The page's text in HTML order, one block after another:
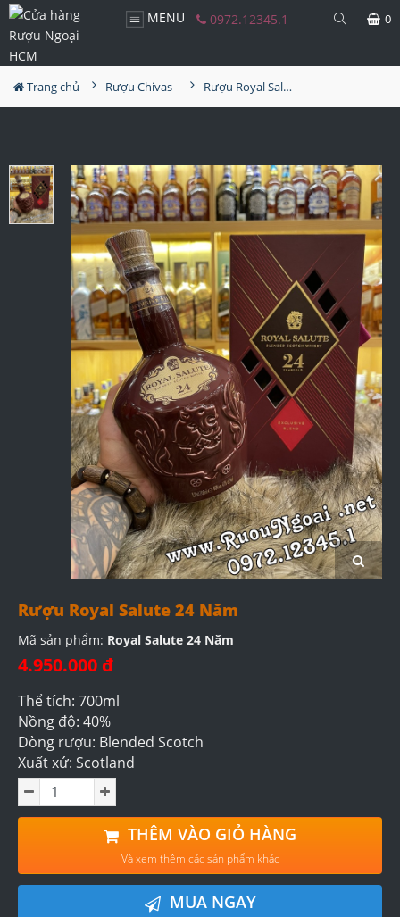
MENU 0972.12345.1 0
Trang chủ Rượu Chivas Rượu Royal Salute 24 Năm
Rượu Royal Salute 24 Năm
Mã sản phẩm: Royal Salute 24 Năm
4.950.000 đ
Thể tích: 700ml
Nồng độ: 40%
Dòng rượu: Blended Scotch
Xuất xứ: Scotland
THÊM VÀO GIỎ HÀNG
Và xem thêm các sản phẩm khác
MUA NGAY